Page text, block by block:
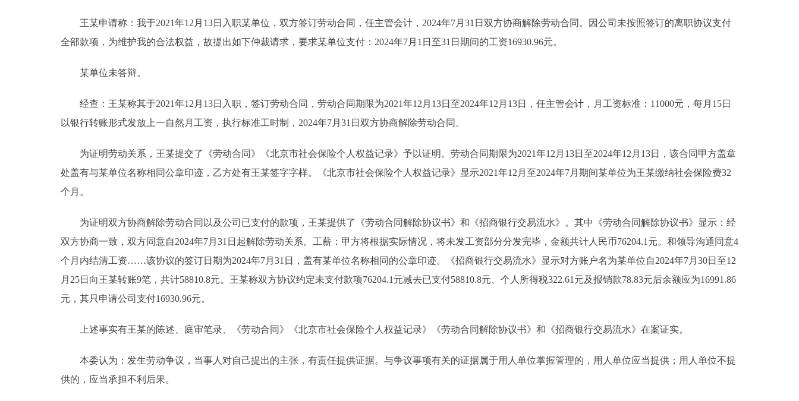
王某申请称：我于2021年12月13日入职某单位，双方签订劳动合同，任主管会计，2024年7月31日双方协商解除劳动合同。因公司未按照签订的离职协议支付
全部款项，为维护我的合法权益，故提出如下仲裁请求，要求某单位支付：2024年7月1日至31日期间的工资16930.96元。
某单位未答辩。
经查：王某称其于2021年12月13日入职，签订劳动合同，劳动合同期限为2021年12月13日至2024年12月13日，任主管会计，月工资标准：11000元，每月15日
以银行转账形式发放上一自然月工资，执行标准工时制，2024年7月31日双方协商解除劳动合同。
为证明劳动关系，王某提交了《劳动合同》《北京市社会保险个人权益记录》予以证明。劳动合同期限为2021年12月13日至2024年12月13日，该合同甲方盖章
处盖有与某单位名称相同公章印迹，乙方处有王某签字字样。《北京市社会保险个人权益记录》显示2021年12月至2024年7月期间某单位为王某缴纳社会保险费32
个月。
为证明双方协商解除劳动合同以及公司已支付的款项，王某提供了《劳动合同解除协议书》和《招商银行交易流水》。其中《劳动合同解除协议书》显示：经
双方协商一致，双方同意自2024年7月31日起解除劳动关系。工薪：甲方将根据实际情况，将未发工资部分分发完毕，金额共计人民币76204.1元。和领导沟通同意4
个月内结清工资……该协议的签订日期为2024年7月31日，盖有某单位名称相同的公章印迹。《招商银行交易流水》显示对方账户名为某单位自2024年7月30日至12
月25日向王某转账9笔，共计58810.8元。王某称双方协议约定未支付款项76204.1元减去已支付58810.8元、个人所得税322.61元及报销款78.83元后余额应为16991.86
元，其只申请公司支付16930.96元。
上述事实有王某的陈述、庭审笔录、《劳动合同》《北京市社会保险个人权益记录》《劳动合同解除协议书》和《招商银行交易流水》在案证实。
本委认为：发生劳动争议，当事人对自己提出的主张，有责任提供证据。与争议事项有关的证据属于用人单位掌握管理的，用人单位应当提供；用人单位不提
供的，应当承担不利后果。